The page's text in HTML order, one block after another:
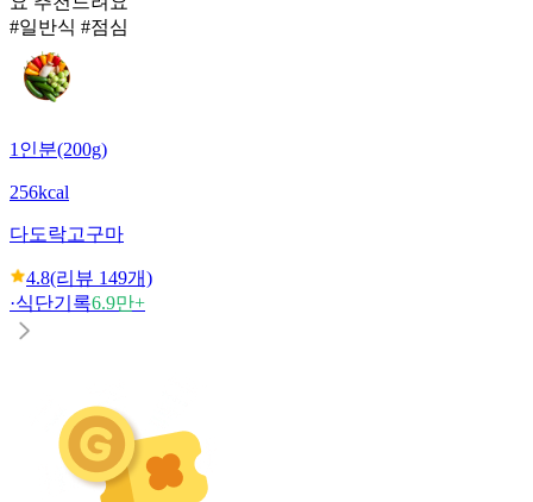
#일반식 #점심
1인분(200g)
256kcal
다도락고구마
4.8(리뷰 149개)
·식단기록6.9만+